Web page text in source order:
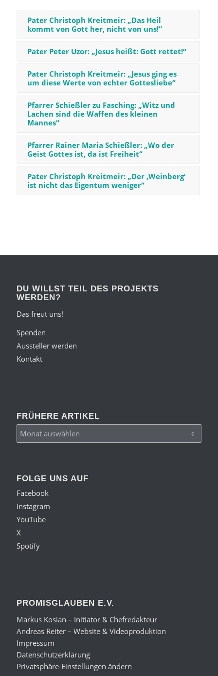
Pater Christoph Kreitmeir: „Das Heil
kommt von Gott her, nicht von uns!“
Pater Peter Uzor: „Jesus heißt: Gott rettet!“
Pater Christoph Kreitmeir: „Jesus ging es
um diese Werte von echter Gottesliebe“
Pfarrer Schießler zu Fasching: „Witz und
Lachen sind die Waffen des kleinen
Mannes“
Pfarrer Rainer Maria Schießler: „Wo der
Geist Gottes ist, da ist Freiheit“
Pater Christoph Kreitmeir: „Der ‚Weinberg‘
ist nicht das Eigentum weniger“
DU WILLST TEIL DES PROJEKTS
WERDEN?
Das freut uns!
Spenden
Aussteller werden
Kontakt
FRÜHERE ARTIKEL
FOLGE UNS AUF
Facebook
Instagram
YouTube
X
Spotify
PROMISGLAUBEN E.V.
Markus Kosian – Initiator & Chefredakteur
Andreas Reiter – Website & Videoproduktion
Impressum
Datenschutzerklärung
Privatsphäre-Einstellungen ändern